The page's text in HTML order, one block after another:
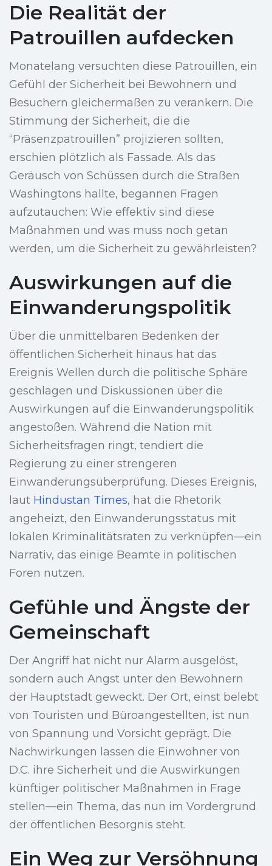
Die Realität der
Patrouillen aufdecken
Monatelang versuchten diese Patrouillen, ein
Gefühl der Sicherheit bei Bewohnern und
Besuchern gleichermaßen zu verankern. Die
Stimmung der Sicherheit, die die
“Präsenzpatrouillen” projizieren sollten,
erschien plötzlich als Fassade. Als das
Geräusch von Schüssen durch die Straßen
Washingtons hallte, begannen Fragen
aufzutauchen: Wie effektiv sind diese
Maßnahmen und was muss noch getan
werden, um die Sicherheit zu gewährleisten?
Auswirkungen auf die
Einwanderungspolitik
Über die unmittelbaren Bedenken der
öffentlichen Sicherheit hinaus hat das
Ereignis Wellen durch die politische Sphäre
geschlagen und Diskussionen über die
Auswirkungen auf die Einwanderungspolitik
angestoßen. Während die Nation mit
Sicherheitsfragen ringt, tendiert die
Regierung zu einer strengeren
Einwanderungsüberprüfung. Dieses Ereignis,
laut Hindustan Times, hat die Rhetorik
angeheizt, den Einwanderungsstatus mit
lokalen Kriminalitätsraten zu verknüpfen—ein
Narrativ, das einige Beamte in politischen
Foren nutzen.
Gefühle und Ängste der
Gemeinschaft
Der Angriff hat nicht nur Alarm ausgelöst,
sondern auch Angst unter den Bewohnern
der Hauptstadt geweckt. Der Ort, einst belebt
von Touristen und Büroangestellten, ist nun
von Spannung und Vorsicht geprägt. Die
Nachwirkungen lassen die Einwohner von
D.C. ihre Sicherheit und die Auswirkungen
künftiger politischer Maßnahmen in Frage
stellen—ein Thema, das nun im Vordergrund
der öffentlichen Besorgnis steht.
Ein Weg zur Versöhnung